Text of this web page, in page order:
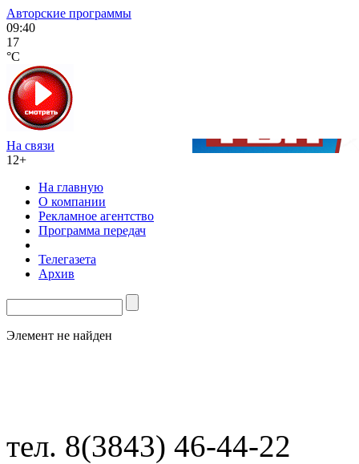
Авторские программы
09:40
17
°C
На связи
12+
На главную
О компании
Рекламное агентство
Программа передач
Телегазета
Архив
Элемент не найден
тел. 8(3843) 46-44-22